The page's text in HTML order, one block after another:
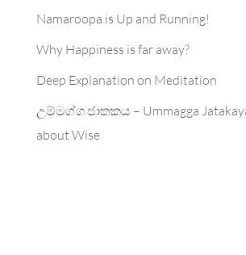
Namaroopa is Up and Running!
Why Happiness is far away?
Deep Explanation on Meditation
උම්මග්ග ජාතකය – Ummagga
about Wise